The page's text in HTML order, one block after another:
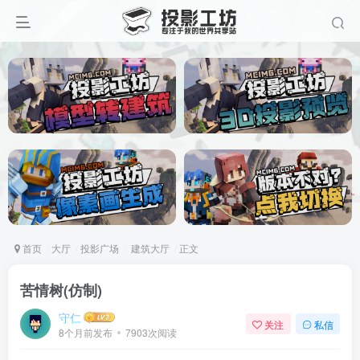
首页 大厅 投影广场 建筑大厅 正文
苦情树(仿制)
守仁
8个月前发布 7903次阅读
关注 私信